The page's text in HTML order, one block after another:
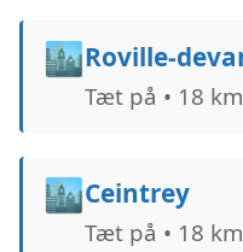
🏙️Roville-
Tæt på • 18 km
🏙️Ceintrey
Tæt på • 18 km